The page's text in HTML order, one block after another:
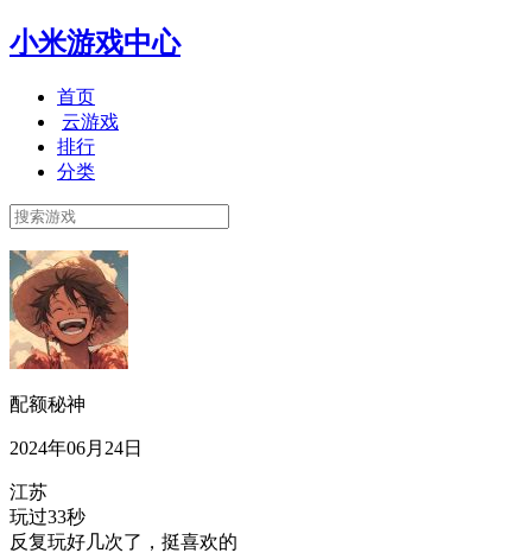
小米游戏中心
首页
云游戏
排行
分类
配额秘神
2024年06月24日
江苏
玩过33秒
反复玩好几次了，挺喜欢的